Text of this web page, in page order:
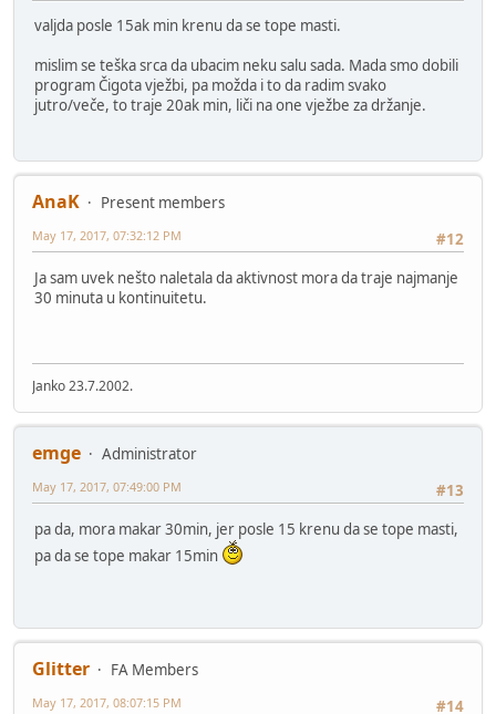
valjda posle 15ak min krenu da se tope masti.
mislim se teška srca da ubacim neku salu sada. Mada smo dobili
program Čigota vježbi, pa možda i to da radim svako
jutro/veče, to traje 20ak min, liči na one vježbe za držanje.
AnaK
Present members
#12
May 17, 2017, 07:32:12 PM
Ja sam uvek nešto naletala da aktivnost mora da traje najmanje
30 minuta u kontinuitetu.
Janko 23.7.2002.
emge
Administrator
#13
May 17, 2017, 07:49:00 PM
pa da, mora makar 30min, jer posle 15 krenu da se tope masti,
pa da se tope makar 15min
Glitter
FA Members
#14
May 17, 2017, 08:07:15 PM